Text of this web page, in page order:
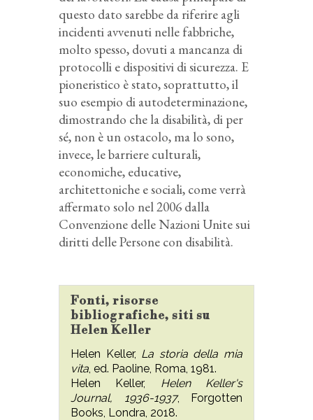
questo dato sarebbe da riferire agli
incidenti avvenuti nelle fabbriche,
molto spesso, dovuti a mancanza di
protocolli e dispositivi di sicurezza. E
pioneristico è stato, soprattutto, il
suo esempio di autodeterminazione,
dimostrando che la disabilità, di per
sé, non è un ostacolo, ma lo sono,
invece, le barriere culturali,
economiche, educative,
architettoniche e sociali, come verrà
affermato solo nel 2006 dalla
Convenzione delle Nazioni Unite sui
diritti delle Persone con disabilità.
Fonti, risorse
bibliografiche, siti su
Helen Keller
Helen Keller, La storia della mia
vita , ed. Paoline, Roma, 1981.
Helen Keller, Helen Keller's
Journal, 1936-1937, Forgotten
Books, Londra, 2018.